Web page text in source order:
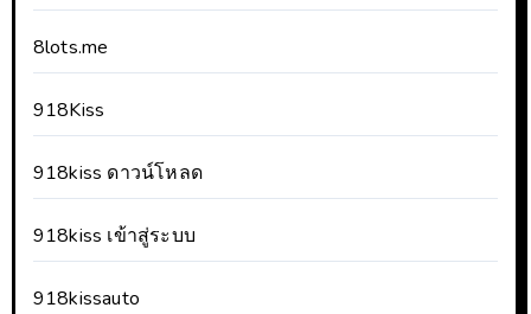
8lots.me
918Kiss
918kiss ดาวน์โหลด
918kiss เข้าสู่ระบบ
918kissauto